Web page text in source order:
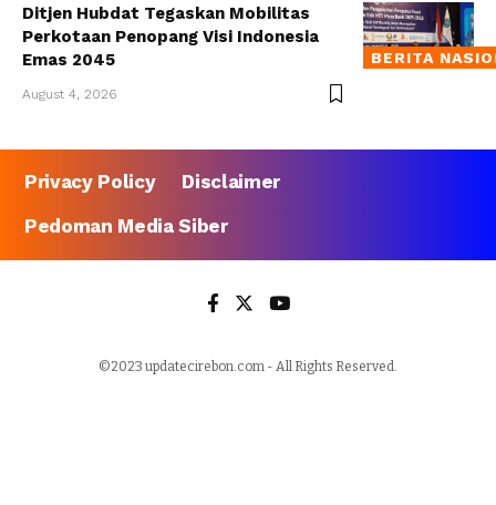
BERITA
Ditjen Hubdat Tegaskan Mobilitas
Perkotaan Penopang Visi Indonesia
Emas 2045
August 4, 2026
Privacy Policy
Disclaimer
Pedoman Media Siber
©2023 updatecirebon.com - All Rights Reserved.